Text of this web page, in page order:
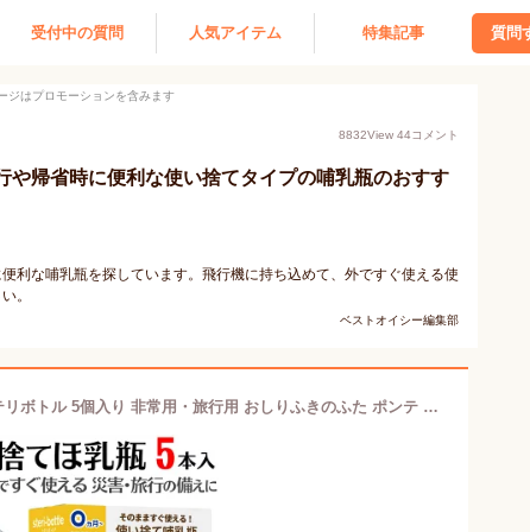
受付中の質問 人気アイテム 特集記事 質問
ジはプロモーションを含みます
8832View 44コメント
や帰省時に便利な使い捨てタイプの哺乳瓶のおすす
利な哺乳瓶を探しています。飛行機に持ち込めて、外ですぐ使える使
。
ベストオイシー編集部
【期間限定P3倍】使い捨て 哺乳瓶 ステリボトル 5個入り 非常用・旅行用 おしりふきのふた ポンテ プレゼント 使い切り 液体ミルク 赤ちゃん 哺乳瓶 災害用 出産祝いやベビー ギフト・プチギフトにもオススメ 通販 【宅配便配送】